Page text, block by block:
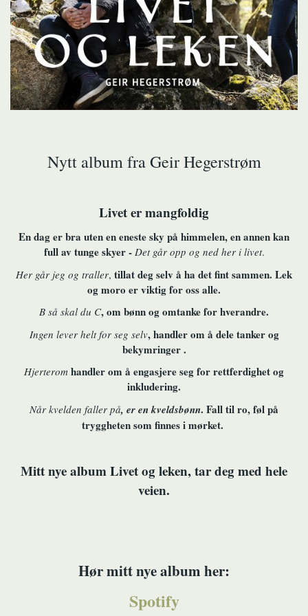
Nytt album fra Geir Hegerstrøm
Livet er mangfoldig
En dag er bra uten en eneste sky på himmelen, en annen kan
full av tunge skyer - Det går opp og ned her i livet.
Her går jeg og traller, tillat deg selv å ha det fint sammen. Lek
og moro er viktig for oss alle.
B så skal du C, om bønn og omtanke for hverandre.
Ingen lever helt for seg selv, handler om å dele tanker og
bekymringer .
Hjerterom handler om å engasjere seg for rettferdighet og
inkludering.
Når kvelden faller på, er en kveldsbønn. Fall til ro, føl på
tryggheten som finnes i mørket.
Mitt nye album Livet og leken, tar deg med hele
veien.
Hør mitt nye album her:
Spotify